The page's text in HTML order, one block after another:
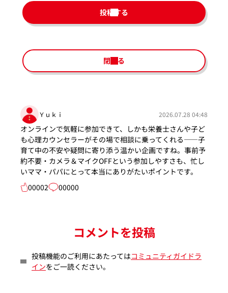
投稿する
閉じる
Ｙｕｋｉ 2026.07.28 04:48
オンラインで気軽に参加できて、しかも栄養士さんや子ど
も心理カウンセラーがその場で相談に乗ってくれる――子
育て中の不安や疑問に寄り添う温かい企画ですね。事前予
約不要・カメラ＆マイクOFFという参加しやすさも、忙し
いママ・パパにとって本当にありがたいポイントです。
00002
00000
コメントを投稿
投稿機能のご利用にあたってはコミュニティガイドラ
インをご一読ください。